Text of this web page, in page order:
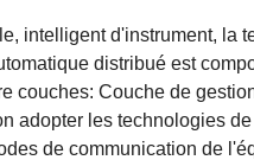
intelligent d'instrument, la
distribué est
couches: Couche de
adopter les technologies
de communication de